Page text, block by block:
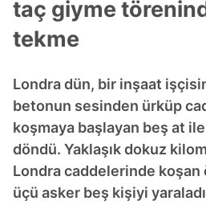
taç giyme
tekme
Londra dün, bir inşaat
betonun sesinden ürküp
koşmaya başlayan beş at
döndü. Yaklaşık dokuz
Londra caddelerinde koşan
üçü asker beş kişiyi